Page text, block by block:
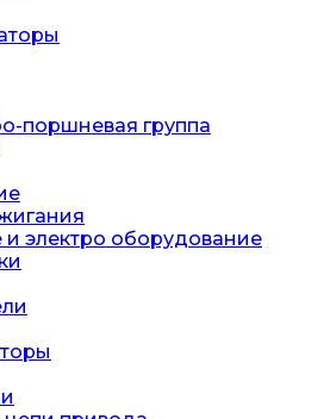
поршневая группа
и электро оборудование